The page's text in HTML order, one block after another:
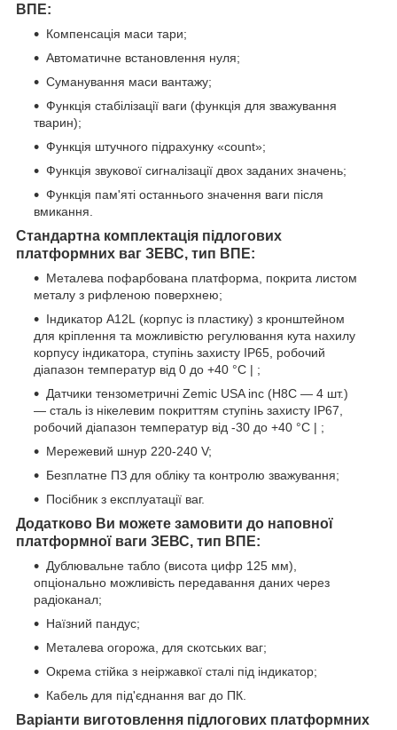
ВПЕ:
Компенсація маси тари;
Автоматичне встановлення нуля;
Суманування маси вантажу;
Функція стабілізації ваги (функція для зважування
тварин);
Функція штучного підрахунку «count»;
Функція звукової сигналізації двох заданих значень;
Функція пам'яті останнього значення ваги після
вмикання.
Стандартна комплектація підлогових
платформних ваг ЗЕВС, тип ВПЕ:
Металева пофарбована платформа, покрита листом
металу з рифленою поверхнею;
Індикатор A12L (корпус із пластику) з кронштейном
для кріплення та можливістю регулювання кута нахилу
корпусу індикатора, ступінь захисту IP65, робочий
діапазон температур від 0 до +40 °C | ;
Датчики тензометричні Zemic USA inc (H8С — 4 шт.)
— сталь із нікелевим покриттям ступінь захисту IP67,
робочий діапазон температур від -30 до +40 °C | ;
Мережевий шнур 220-240 V;
Безплатне ПЗ для обліку та контролю зважування;
Посібник з експлуатації ваг.
Додатково Ви можете замовити до наповної
платформної ваги ЗЕВС, тип ВПЕ:
Дублювальне табло (висота цифр 125 мм),
опціонально можливість передавання даних через
радіоканал;
Наїзний пандус;
Металева огорожа, для скотських ваг;
Окрема стійка з неіржавкої сталі під індикатор;
Кабель для під'єднання ваг до ПК.
Варіанти виготовлення підлогових платформних